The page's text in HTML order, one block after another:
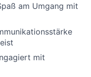
am Umgang mit
mit